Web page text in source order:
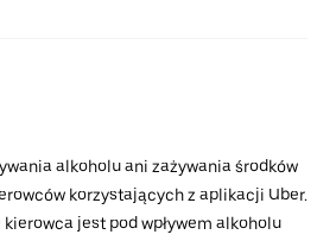
alkoholu ani zażywania środków
korzystających z aplikacji Uber.
jest pod wpływem alkoholu